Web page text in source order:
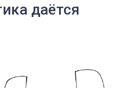
даётся